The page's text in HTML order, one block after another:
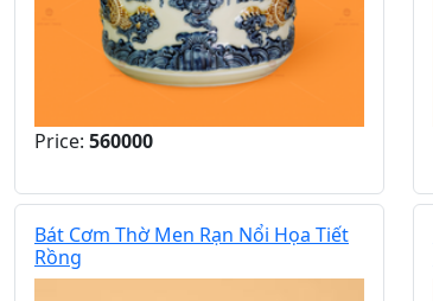
Price: 560000
Bát Cơm Thờ Men Rạn Nổi Họa Tiết
Rồng